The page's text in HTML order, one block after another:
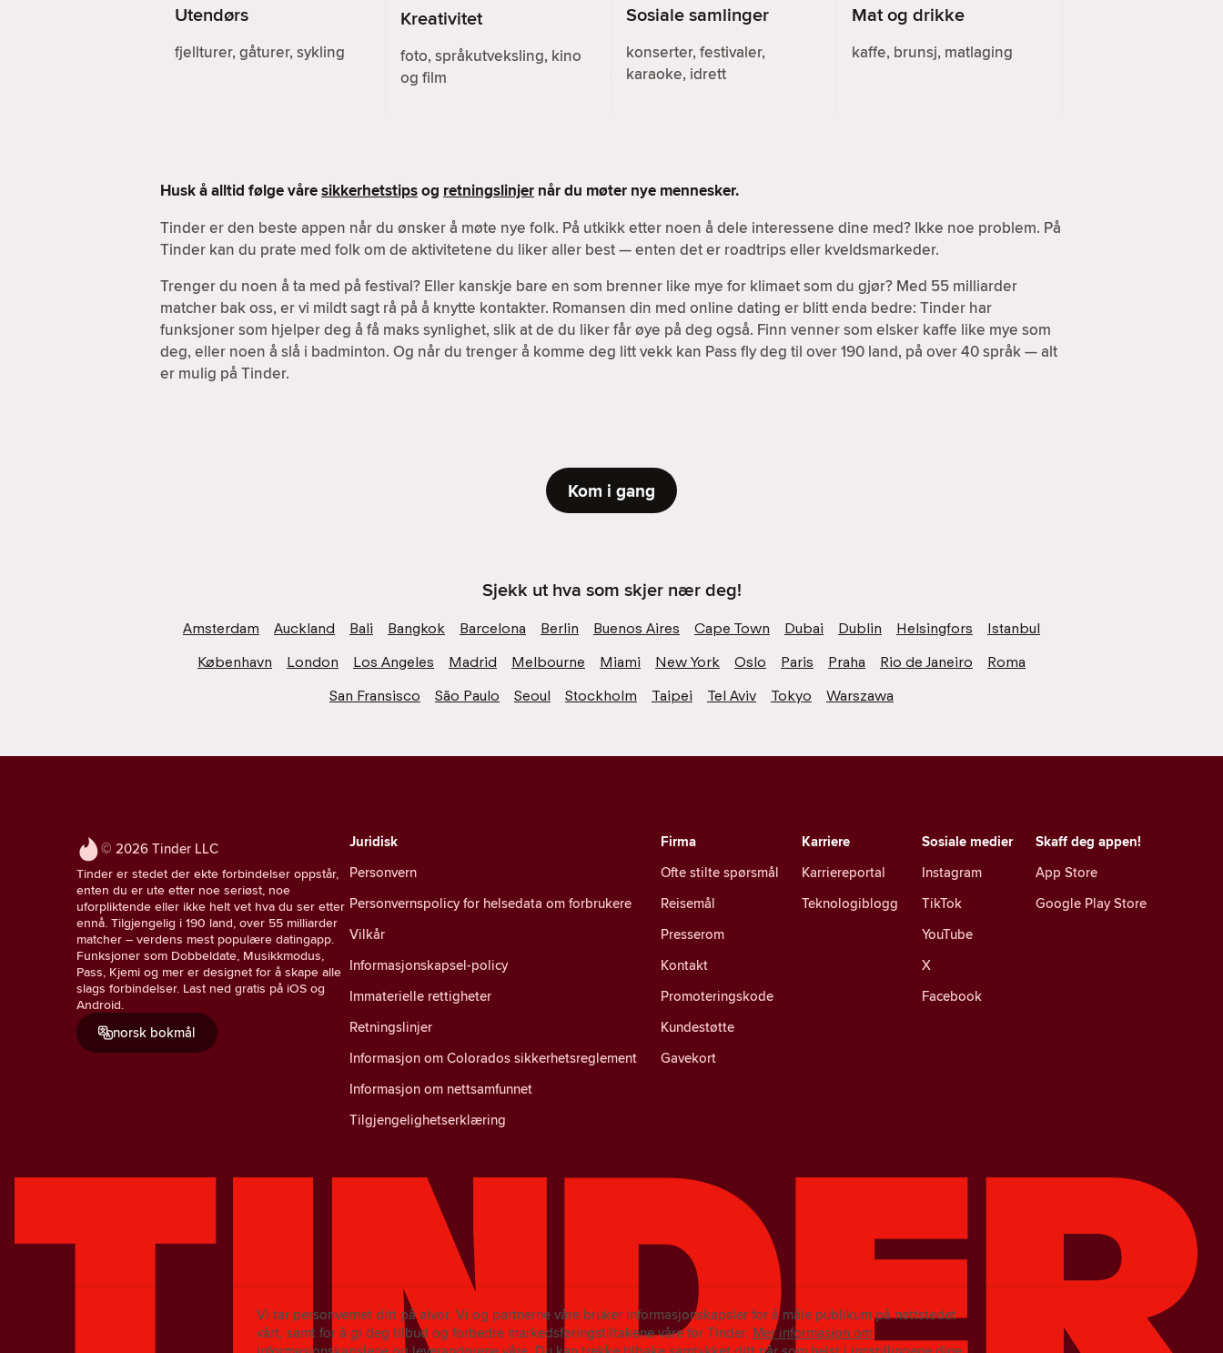
Utendørs
fjellturer, gåturer, sykling
Kreativitet
foto, språkutveksling, kino
og film
Sosiale samlinger
konserter, festivaler,
karaoke, idrett
Mat og drikke
kaffe, brunsj, matlaging
Husk å alltid følge våresikkerhetstipsog retningslinjer når du møter nye mennesker.
Tinder er den beste appen når du ønsker å møte nye folk. På utkikk etter noen å dele interessene dine med? Ikke noe problem. På
Tinder kan du prate med folk om de aktivitetene du liker aller best — enten det er roadtrips eller kveldsmarkeder.
Trenger du noen å ta med på festival? Eller kanskje bare en som brenner like mye for klimaet som du gjør? Med 55 milliarder
matcher bak oss, er vi mildt sagt rå på å knytte kontakter. Romansen din med online dating er blitt enda bedre: Tinder har
funksjoner som hjelper deg å få maks synlighet, slik at de du liker får øye på deg også. Finn venner som elsker kaffe like mye som
deg, eller noen å slå i badminton. Og når du trenger å komme deg litt vekk kan Pass fly deg til over 190 land, på over 40 språk — alt
er mulig på Tinder.
Kom i gang
Sjekk ut hva som skjer nær deg!
Amsterdam Auckland Bali Bangkok Barcelona Berlin Buenos Aires Cape Town Dubai Dublin Helsingfors
Istanbul
København
London Los Angeles Madrid Melbourne Miami New York Oslo Paris Praha Rio de Janeiro
Roma
San Fransisco
São Paulo Seoul Stockholm Taipei Tel Aviv Tokyo Warszawa
© 2026 Tinder LLC
Tinder er stedet der ekte forbindelser oppstår,
enten du er ute etter noe seriøst, noe
uforpliktende eller ikke helt vet hva du ser etter
ennå. Tilgjengelig i 190 land, over 55 milliarder
matcher – verdens mest populære datingapp.
Funksjoner som Dobbeldate, Musikkmodus,
Pass, Kjemi og mer er designet for å skape alle
slags forbindelser. Last ned gratis på iOS og
Android.
norsk bokmål
Sosiale medier
Instagram
TikTok
YouTube
X
Facebook
Juridisk
Personvern
Personvernspolicy for helsedata om forbrukere
Vilkår
Informasjonskapsel-policy
Immaterielle rettigheter
Retningslinjer
Informasjon om Colorados sikkerhetsreglement
Informasjon om nettsamfunnet
Tilgjengelighetserklæring
Karriere
Karriereportal
Teknologiblogg
Firma
Ofte stilte spørsmål
Reisemål
Presserom
Kontakt
Promoteringskode
Kundestøtte
Gavekort
Skaff deg appen!
App Store
Google Play Store
Vi tar personvernet ditt på alvor. Vi og partnerne våre bruker informasjonskapsler for å måle publikum på nettstedet
vårt, samt for å gi deg tilbud og forbedre markedsføringstiltakene våre for Tinder. Mer informasjon om